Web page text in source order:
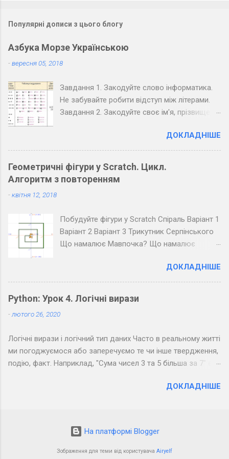
Популярні дописи з цього блогу
Азбука Морзе Українською
-вересня 05, 2018
Завдання 1. Закодуйте слово інформатика.
Не забувайте робити відступ між літерами.
Завдання 2. Закодуйте своє ім'я, прізвище,
3. Закодуйте повідомлення, обміняйтеся
зошитами зі своїм товаришем по парті та
розкодуйте повідомлення товариша.
Запишіть розкодоване повідомлення.
Завдання 4. Закодуйте повідомлення для
паузи між буквами, ще довші між словами).
Розкодуйте повідомлення своїх товаришів.
ДОКЛАДНІШЕ
Геометричні фігури у Scratch. Цикл.
Алгоритм з повторенням
-квітня 12, 2018
Побудуйте фігури у Scratch Спіраль Варіант 1
Варіант 2 Варіант 3 Трикутник Серпінського
Що намалює Мавпочка? Що намалює
ДОКЛАДНІШЕ
Python: Урок 4. Логічні вирази
- лютого 26, 2020
Логічні вирази і логічний тип даних Часто в реальному житті
ми погоджуємося або заперечуємо те чи інше твердження,
подію, факт. Наприклад, "Сума чисел 3 та 5 більша за 7" є
хибним. Можна помітити, що з точки зору логіки подібні
програмуванні: якщо результатом обчислення виразу може
бути лише " Так " або " Ні ", то такий вираз називається
логічним. На минулому уроці були описані три типи даних:
ДОКЛАДНІШЕ
На платформі Blogger
Зображення для теми від користувача Airyelf